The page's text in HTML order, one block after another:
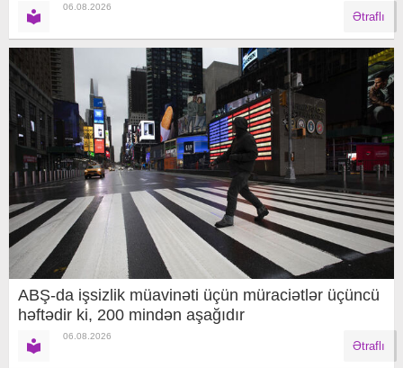
06.08.2026
Ətraflı
ABŞ-da işsizlik müavinəti üçün müraciətlər üçüncü
həftədir ki, 200 mindən aşağıdır
06.08.2026
Ətraflı